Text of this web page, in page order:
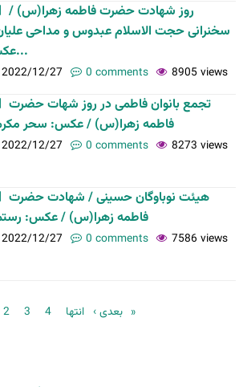
روز شهادت حضرت فاطمه زهرا(س) /
سخنرانی حجت الاسلام عبدوس و مداحی
عکس...
2022/12/27 0 comments 8905 views
تجمع بانوان فاطمی در روز شهات حضرت
فاطمه زهرا(س) / عکس: سحر
2022/12/27 0 comments 8273 views
هیئت نوباوگان حسینی / شهادت حضرت
فاطمه زهرا(س) / عکس:
2022/12/27 0 comments 7586 views
2 3 4 بعدی › انتها »